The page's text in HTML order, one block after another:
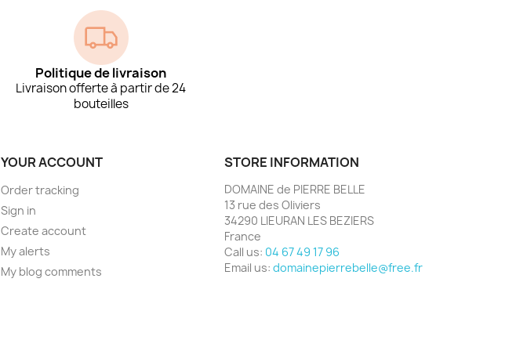
Politique de livraison
Livraison offerte à partir de 24
bouteilles
YOUR ACCOUNT
Order tracking
Sign in
Create account
My alerts
My blog comments
STORE INFORMATION
DOMAINE de PIERRE BELLE
13 rue des Oliviers
34290 LIEURAN LES BEZIERS
France
Call us: 04 67 49 17 96
Email us: domainepierrebelle@free.fr